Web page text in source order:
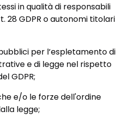
in qualità di responsabili
28 GDPR o autonomi titolari
per l’espletamento di
e di legge nel rispetto
GDPR;
e/o le forze dell'ordine
legge;